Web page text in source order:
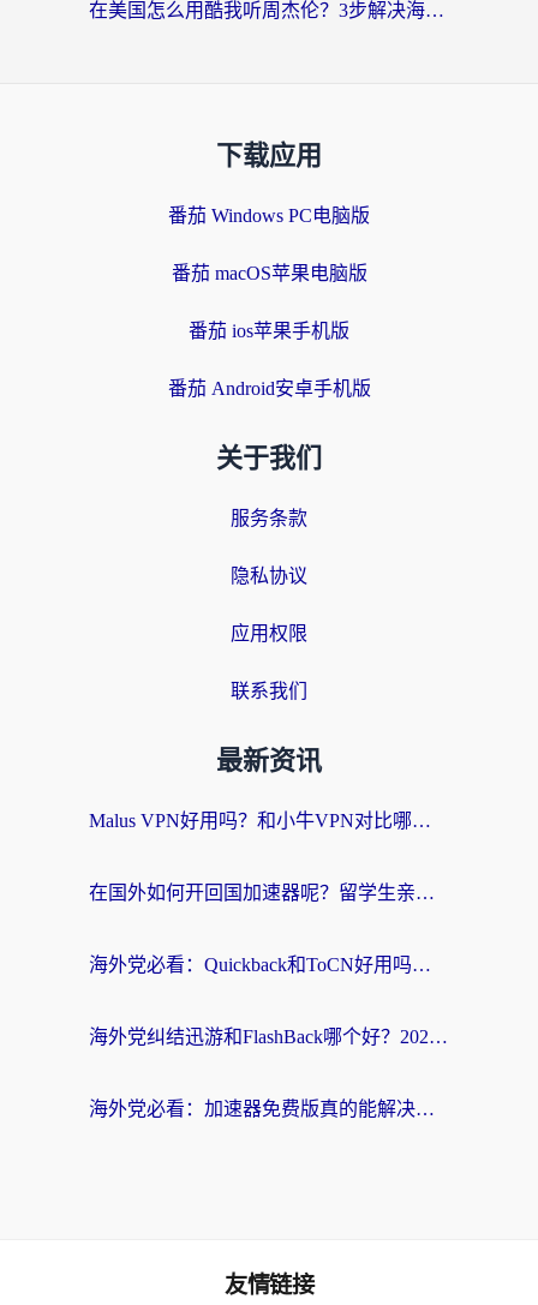
在美国怎么用酷我听周杰伦？3步解决海外听歌地域限制，附QQ音乐网易云通用技巧
下载应用
番茄 Windows PC电脑版
番茄 macOS苹果电脑版
番茄 ios苹果手机版
番茄 Android安卓手机版
关于我们
服务条款
隐私协议
应用权限
联系我们
最新资讯
Malus VPN好用吗？和小牛VPN对比哪个回国效果更好？海外党亲测实用指南
在国外如何开回国加速器呢？留学生亲测的无缝访问国内资源指南
海外党必看：Quickback和ToCN好用吗？3分钟选对回国加速器的实用指南
海外党纠结迅游和FlashBack哪个好？2026实用指南教你选对回国加速器
海外党必看：加速器免费版真的能解决回国访问难题吗？附实用选择指南
友情链接